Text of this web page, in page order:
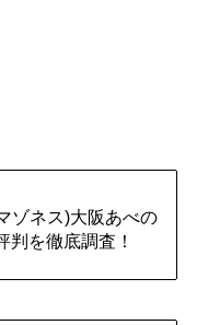
ゾネス)大阪あべの
判を徹底調査！